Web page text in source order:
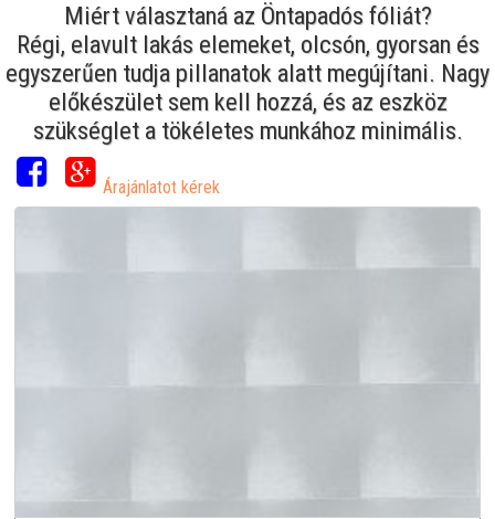
Miért választaná az Öntapadós fóliát?
Régi, elavult lakás elemeket, olcsón, gyorsan és
egyszerűen tudja pillanatok alatt megújítani. Nagy
előkészület sem kell hozzá, és az eszköz
szükséglet a tökéletes munkához minimális.
Árajánlatot kérek